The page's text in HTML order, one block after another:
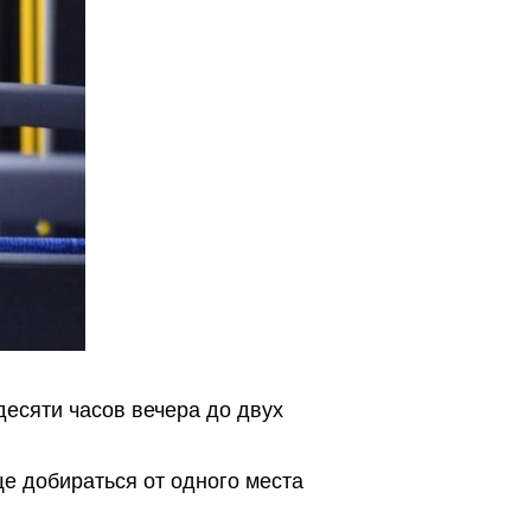
часов вечера до двух
добираться от одного места